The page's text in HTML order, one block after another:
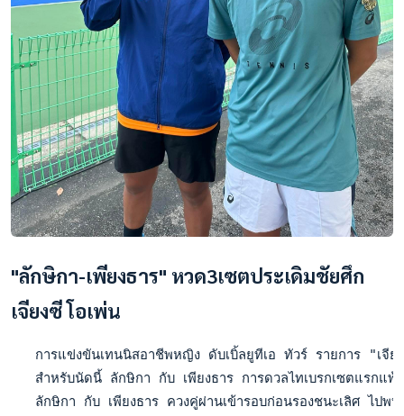
"ลักษิกา-เพียงธาร" หวด3เซตประเดิมชัยศึก
เจียงซี โอเพ่น
การแข่งขันเทนนิสอาชีพหญิง ดับเบิ้ลยูทีเอ ทัวร์ รายการ "เ
สำหรับนัดนี้ ลักษิกา กับ เพียงธาร การดวลไทเบรกเซตแรกแ
ลักษิกา กับ เพียงธาร ควงคู่ผ่านเข้ารอบก่อนรองชนะเลิศ ไป